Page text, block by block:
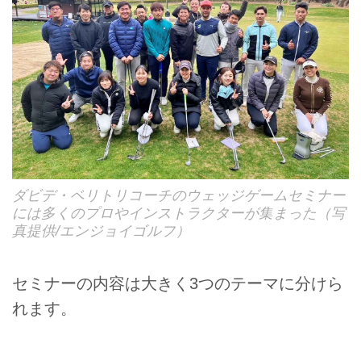
ダビデ・ベリトリコーチのウェッジゲームセミナー
には多くのプロやインストラクターが集まった（写
真提供/エンジョイゴルフ）
セミナーの内容は大きく3つのテーマに分けら
れます。